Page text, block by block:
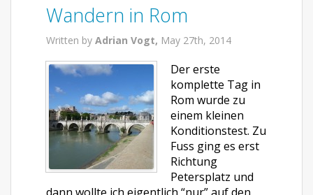
Wandern in Rom
Written by Adrian Vogt, May 27th, 2014
Der erste
komplette Tag in
Rom wurde zu
einem kleinen
Konditionstest. Zu
Fuss ging es erst
Richtung
Petersplatz und
dann wollte ich eigentlich “nur” auf den